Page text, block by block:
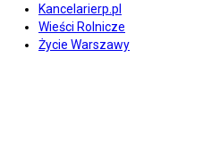
Kancelarierp.pl
Wieści Rolnicze
Życie Warszawy